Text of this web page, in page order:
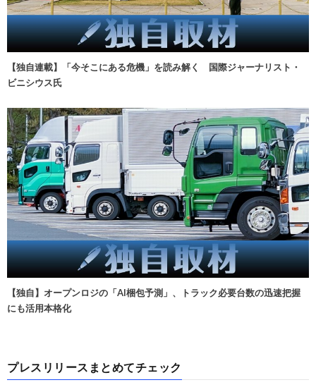
【独自連載】「今そこにある危機」を読み解く 国際ジャーナリスト・
ビニシウス氏
【独自】オープンロジの「AI梱包予測」、トラック必要台数の迅速把握
にも活用本格化
プレスリリースまとめてチェック